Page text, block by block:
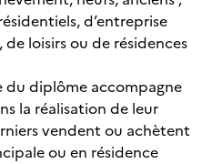
d’entreprise
loisirs ou de résidences
du diplôme accompagne
la réalisation de leur
vendent ou achètent
ou en résidence